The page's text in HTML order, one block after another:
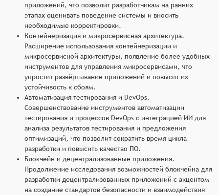
приложений, что позволит разработчикам на ранних
этапах оценивать поведение системы и вносить
необходимые корректировки.
Контейнеризация и микросервисная архитектура.
Расширение использования контейнеризации и
микросервисной архитектуры, появление более удобных
инструментов для управления микросервисами, что
упростит развёртывание приложений и повысит их
устойчивость к сбоям.
Автоматизация тестирования и DevOps.
Совершенствование инструментов автоматизации
тестирования и процессов DevOps с интеграцией ИИ для
анализа результатов тестирования и предложения
оптимизаций, что позволит сократить время цикла
разработки и повысить качество ПО.
Блокчейн и децентрализованные приложения.
Продолжение исследования возможностей блокчейна для
разработки децентрализованных приложений с акцентом
на создание стандартов безопасности и взаимодействия